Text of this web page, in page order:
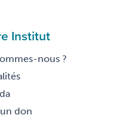
Institut
nous ?
don